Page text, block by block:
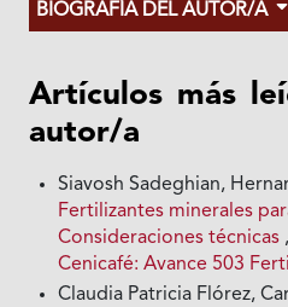
BIOGRAFÍA DEL AUTOR/A
Artículos más
autor/a
Siavosh Sadeghian,
Fertilizantes minerales
Consideraciones técnicas
Cenicafé: Avance 503
Claudia Patricia Flórez,